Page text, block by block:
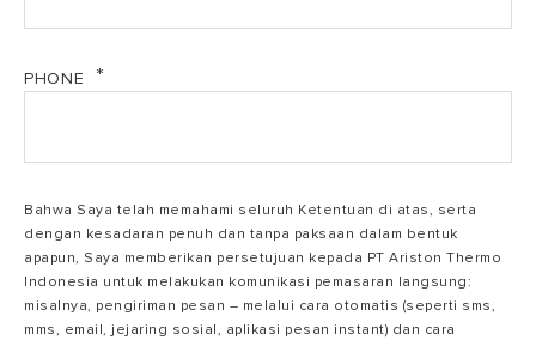
PHONE
Bahwa Saya telah memahami seluruh Ketentuan di atas, serta
dengan kesadaran penuh dan tanpa paksaan dalam bentuk
apapun, Saya memberikan persetujuan kepada PT Ariston Thermo
Indonesia untuk melakukan komunikasi pemasaran langsung:
misalnya, pengiriman pesan – melalui cara otomatis (seperti sms,
mms, email, jejaring sosial, aplikasi pesan instant) dan cara